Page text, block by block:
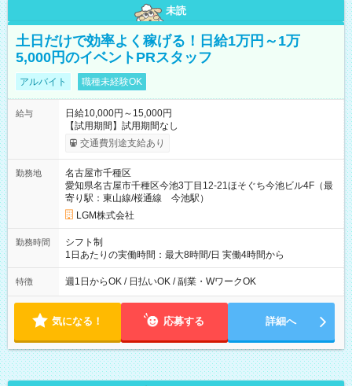
未読
土日だけで効率よく稼げる！日給1万円～1万
5,000円のイベントPRスタッフ
アルバイト 職種未経験OK
給与
日給10,000円～15,000円
【試用期間】試用期間なし
交通費別途支給あり
勤務地
名古屋市千種区
愛知県名古屋市千種区今池3丁目12-21ほそぐち今池ビル4F（最
寄り駅：東山線/桜通線 今池駅）
LGM株式会社
勤務時間
シフト制
1日あたりの実働時間：最大8時間/日 実働4時間から
特徴 週1日からOK / 日払いOK / 副業・WワークOK
気になる！ 応募する 詳細へ